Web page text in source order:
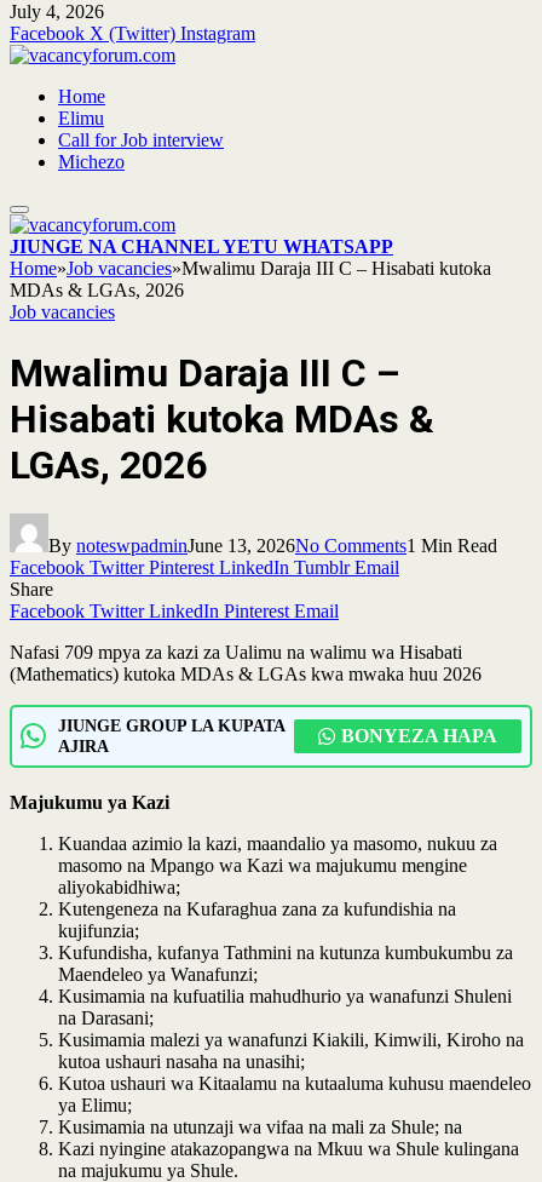
July 4, 2026
Facebook X (Twitter) Instagram
Home
Elimu
Call for Job interview
Michezo
JIUNGE NA CHANNEL YETU WHATSAPP
Home»Job vacancies»Mwalimu Daraja III C – Hisabati kutoka
MDAs & LGAs, 2026
Job vacancies
Mwalimu Daraja III C –
Hisabati kutoka MDAs &
LGAs, 2026
By noteswpadminJune 13, 2026No Comments1 Min Read
Facebook Twitter Pinterest LinkedIn Tumblr Email
Share
Facebook Twitter LinkedIn Pinterest Email
Nafasi 709 mpya za kazi za Ualimu na walimu wa Hisabati
(Mathematics) kutoka MDAs & LGAs kwa mwaka huu 2026
JIUNGE GROUP LA KUPATA
AJIRA
BONYEZA HAPA
Majukumu ya Kazi
Kuandaa azimio la kazi, maandalio ya masomo, nukuu za
masomo na Mpango wa Kazi wa majukumu mengine
aliyokabidhiwa;
Kutengeneza na Kufaraghua zana za kufundishia na
kujifunzia;
Kufundisha, kufanya Tathmini na kutunza kumbukumbu za
Maendeleo ya Wanafunzi;
Kusimamia na kufuatilia mahudhurio ya wanafunzi Shuleni
na Darasani;
Kusimamia malezi ya wanafunzi Kiakili, Kimwili, Kiroho na
kutoa ushauri nasaha na unasihi;
Kutoa ushauri wa Kitaalamu na kutaaluma kuhusu maendeleo
ya Elimu;
Kusimamia na utunzaji wa vifaa na mali za Shule; na
Kazi nyingine atakazopangwa na Mkuu wa Shule kulingana
na majukumu ya Shule.